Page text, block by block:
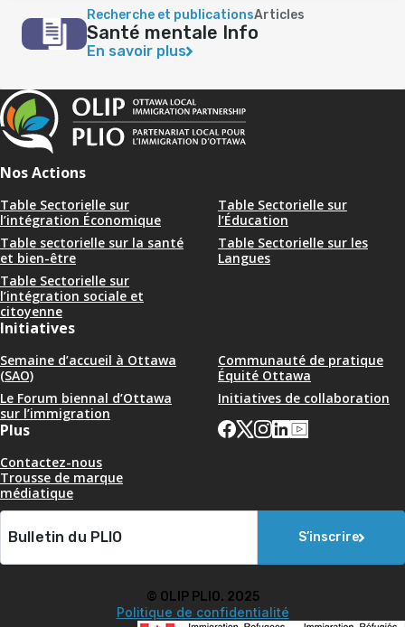
Recherche et publicationsArticles
Santé mentale Info
En savoir plus
S’inscrire
Nos Actions
Table Sectorielle sur
l’intégration Économique
Table Sectorielle sur
l’Éducation
Table sectorielle sur la santé
et bien-être
Table Sectorielle sur les
Langues
Table Sectorielle sur
l’intégration sociale et
citoyenne
Initiatives
Semaine d’accueil à Ottawa
(SAO)
Communauté de pratique
Équité Ottawa
Le Forum biennal d’Ottawa
sur l’immigration
Initiatives de collaboration
Plus
Contactez-nous
Trousse de marque
médiatique
© OLIP PLIO. 2025
Politique de confidentialité